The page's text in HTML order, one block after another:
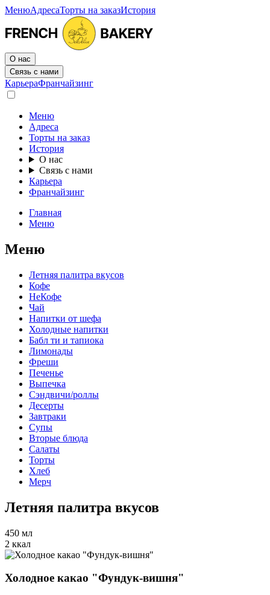
МенюАдресаТорты на заказИстория
О нас
Связь с нами
КарьераФранчайзинг
Меню
Адреса
Торты на заказ
История
О нас
Связь с нами
Карьера
Франчайзинг
Главная
Меню
Меню
Летняя палитра вкусов
Кофе
НеКофе
Чай
Напитки от шефа
Холодные напитки
Бабл ти и тапиока
Лимонады
Фреши
Печенье
Выпечка
Сэндвичи/роллы
Десерты
Завтраки
Супы
Вторые блюда
Салаты
Торты
Хлеб
Мерч
Летняя палитра вкусов
450 мл
2 ккал
Холодное какао "Фундук-вишня"